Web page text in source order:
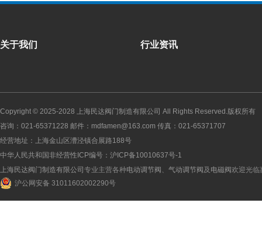
关于我们 行业资讯
Copyright © 2025-2028 上海民达阀门制造有限公司 All Rights Reserved.版权所有
咨询：021-65371228 邮件：mdfamen@163.com 传真：021-65371707
经营地址：上海金山区漕泾镇合展路188号
中华人民共和国非经营性ICP编号： 沪ICP备10010637号-1
上海民达阀门制造有限公司 专业主营各种电动调节阀 、 气动调节阀 及 电磁阀欢迎光临
沪公网安备 31011602002290号